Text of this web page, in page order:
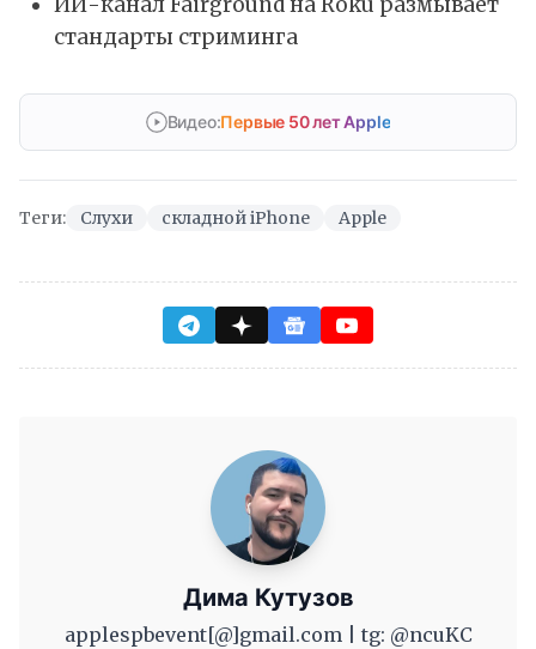
стандарты стриминга
Видео:Первые 50 лет Apple
Теги: Слухи складной iPhone Apple
Дима Кутузов
applespbevent[@]gmail.com | tg: @ncuKC